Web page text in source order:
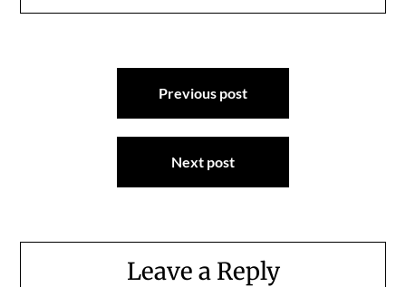
Previous post
Next post
Leave a Reply